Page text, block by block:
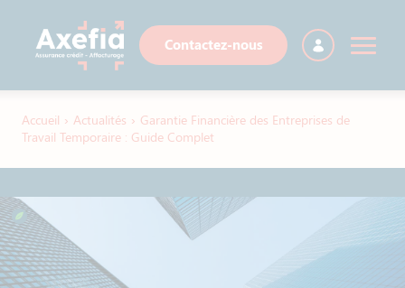
Contactez-nous
Accueil › Actualités › Garantie Financière des Entreprises de
Travail Temporaire : Guide Complet